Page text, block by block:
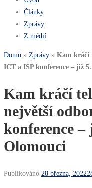
Články
Zprávy
Z médií
Domů » Zprávy » Kam kráčí
ICT a ISP konference – již
Kam kráčí
největší
konference
Olomouci
Publikováno 28 března, 2022